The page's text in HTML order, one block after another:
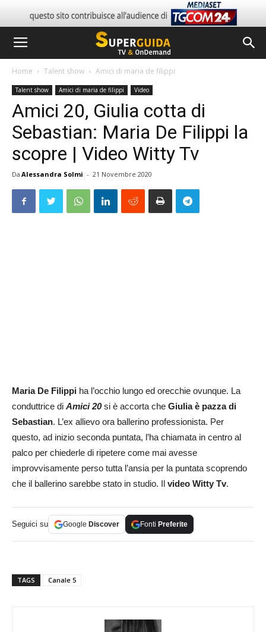
Home Talent show Amici di maria de filippi
Talent show Amici di maria de filippi Video
Amici 20, Giulia cotta di
Sebastian: Maria De Filippi la
scopre | Video Witty Tv
Da Alessandra Solmi - 21 Novembre 2020
Maria De Filippi ha l’occhio lungo ed orecchie ovunque. La
conduttrice di Amici 20si è accorta che Giulia è pazza di
Sebastian. L’ex allievo ora ballerino professionista. Per
questo, ad inizio seconda puntata, l’ha chiamata in centro al
palco per chiederle di ripetere come mai avesse
improvvisamente perso tutta l’ansia per la puntata scoprendo
che il ballerino sarebbe stato in studio. Il video Witty Tv.
Seguici su Google Discover Fonti Preferite
TAGS Canale 5